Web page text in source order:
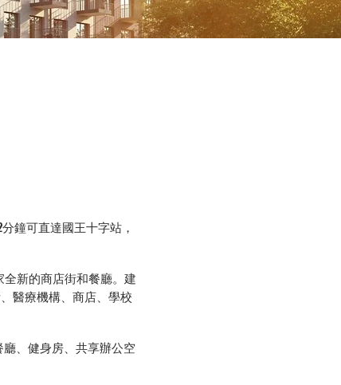
分鐘可直達國王十字站，
全新的商店街和餐廳。建
醫療機構、商店、學校
、健身房、共享辦公空